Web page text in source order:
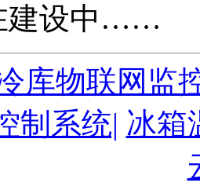
建设中……
库物联网监
制系统| 冰箱